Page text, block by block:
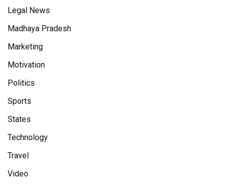
Legal News
Madhaya Pradesh
Marketing
Motivation
Politics
Sports
States
Technology
Travel
Video